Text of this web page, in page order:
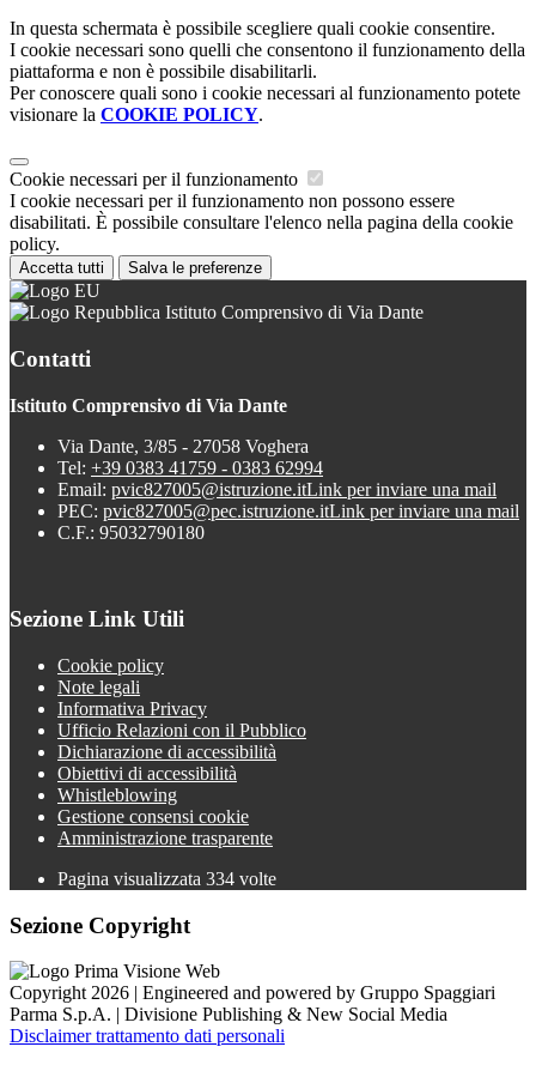
In questa schermata è possibile scegliere quali cookie consentire.
I cookie necessari sono quelli che consentono il funzionamento della
piattaforma e non è possibile disabilitarli.
Per conoscere quali sono i cookie necessari al funzionamento potete
visionare la COOKIE POLICY.
Cookie necessari per il funzionamento
I cookie necessari per il funzionamento non possono essere
disabilitati. È possibile consultare l'elenco nella pagina della cookie
policy.
Accetta tutti Salva le preferenze
Istituto Comprensivo di Via Dante
Contatti
Istituto Comprensivo di Via Dante
Via Dante, 3/85 - 27058 Voghera
Tel: +39 0383 41759 - 0383 62994
Email: pvic827005@istruzione.itLink per inviare una mail
PEC: pvic827005@pec.istruzione.itLink per inviare una mail
C.F.: 95032790180
Sezione Link Utili
Cookie policy
Note legali
Informativa Privacy
Ufficio Relazioni con il Pubblico
Dichiarazione di accessibilità
Obiettivi di accessibilità
Whistleblowing
Gestione consensi cookie
Amministrazione trasparente
Pagina visualizzata 334 volte
Sezione Copyright
Copyright 2026 | Engineered and powered by Gruppo Spaggiari
Parma S.p.A. | Divisione Publishing & New Social Media
Disclaimer trattamento dati personali